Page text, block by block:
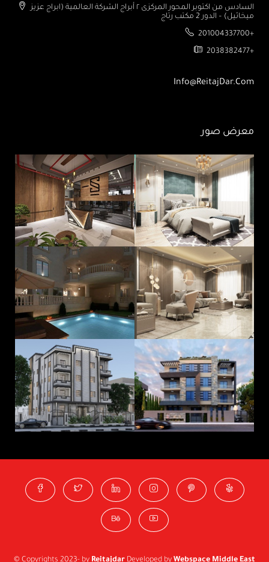
ميخائيل) – الدور 2 مكتب رتاج
201004337700+
2038382477+
Info@ReitajDar.com
معرض صور
© Copyrights 2023- by Reitajdar Developed by Webspace Middle East